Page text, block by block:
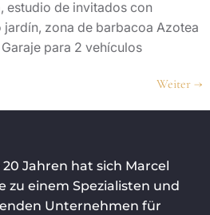
estudio de invitados con
zona de barbacoa Azotea
para 2 vehículos
Weiter →
Jahren hat sich Marcel
zu einem Spezialisten und
Unternehmen für